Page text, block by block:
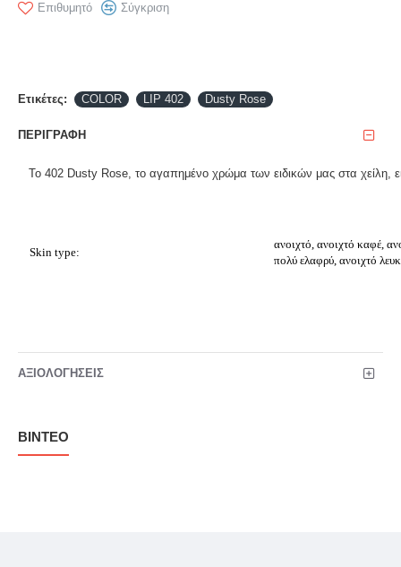
Επιθυμητό Σύγκριση
Ετικέτες: COLOR LIP 402 Dusty Rose
ΠΕΡΙΓΡΑΦΉ
Το 402 Dusty Rose, το αγαπημένο χρώμα των ειδικών μας στα χείλη,
Skin type:
ανοιχτό, ανοιχτό καφέ,
πολύ ελαφρύ, ανοιχτό
ΑΞΙΟΛΟΓΉΣΕΙΣ
ΒΊΝΤΕΟ